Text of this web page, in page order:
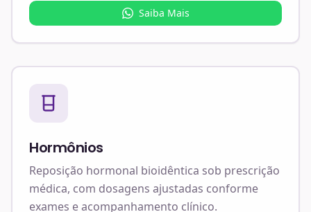
Saiba Mais
Hormônios
Reposição hormonal bioidêntica sob prescrição
médica, com dosagens ajustadas conforme
exames e acompanhamento clínico.